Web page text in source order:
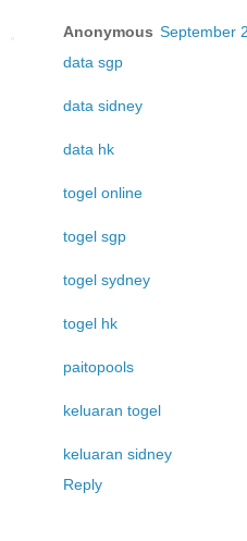
Anonymous September
data sgp
data sidney
data hk
togel online
togel sgp
togel sydney
togel hk
paitopools
keluaran togel
keluaran sidney
Reply